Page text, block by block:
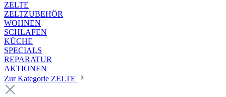
ZELTE
ZELTZUBEHÖR
WOHNEN
SCHLAFEN
KÜCHE
SPECIALS
REPARATUR
AKTIONEN
Zur Kategorie ZELTE